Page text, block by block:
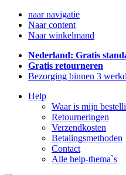
naar navigatie
Naar content
Naar winkelmand
Nederland: Gratis
Gratis retourneren
Bezorging binnen 3
Help
Waar is mijn
Retourneringen
Verzendkosten
Betalingsmethoden
Contact
Alle help-thema`s